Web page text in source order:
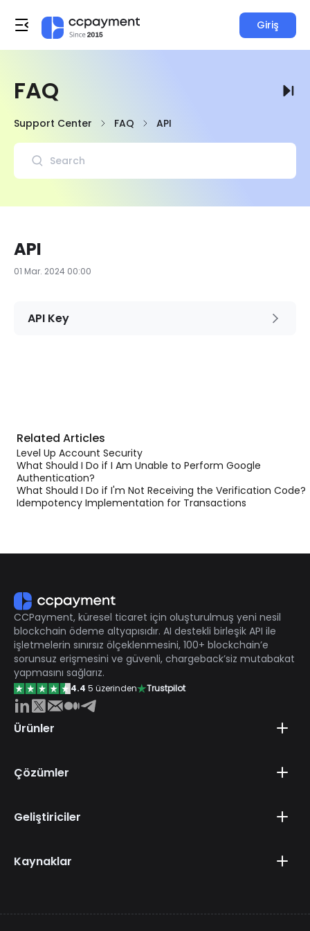
Giriş
FAQ
Support Center FAQ API
API
01 Mar. 2024 00:00
API Key
Related Articles
Level Up Account Security
What Should I Do if I Am Unable to Perform Google
Authentication?
What Should I Do if I'm Not Receiving the Verification Code?
Idempotency Implementation for Transactions
CCPayment, küresel ticaret için oluşturulmuş yeni nesil
blockchain ödeme altyapısıdır. AI destekli birleşik API ile
işletmelerin sınırsız ölçeklenmesini, 100+ blockchain’e
sorunsuz erişmesini ve güvenli, chargeback’siz mutabakat
yapmasını sağlarız.
4.4 5 üzerinden Trustpilot
Ürünler
Çözümler
Geliştiriciler
Kaynaklar